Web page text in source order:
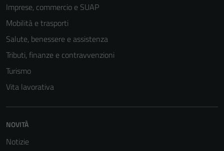
Imprese, commercio e SUAP
Mobilità e trasporti
Salute, benessere e assistenza
Tributi, finanze e contravvenzioni
Turismo
Vita lavorativa
NOVITÀ
Notizie